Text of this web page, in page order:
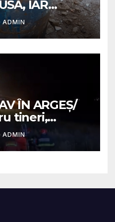
IAR
A SUFERIT
ADMIN
ÎN ARGEȘ/
tineri,
câmp la
în stare
ADMIN